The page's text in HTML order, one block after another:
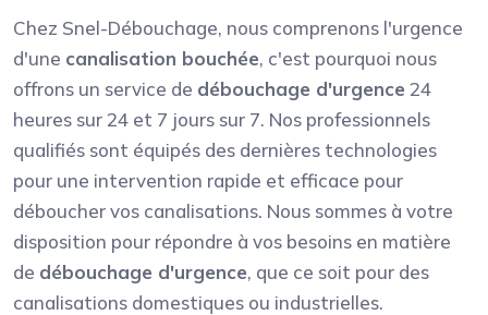
Chez Snel-Débouchage, nous comprenons l'urgence
d'une canalisation bouchée, c'est pourquoi nous
offrons un service de débouchage d'urgence 24
heures sur 24 et 7 jours sur 7. Nos professionnels
qualifiés sont équipés des dernières technologies
pour une intervention rapide et efficace pour
déboucher vos canalisations. Nous sommes à votre
disposition pour répondre à vos besoins en matière
de débouchage d'urgence, que ce soit pour des
canalisations domestiques ou industrielles.